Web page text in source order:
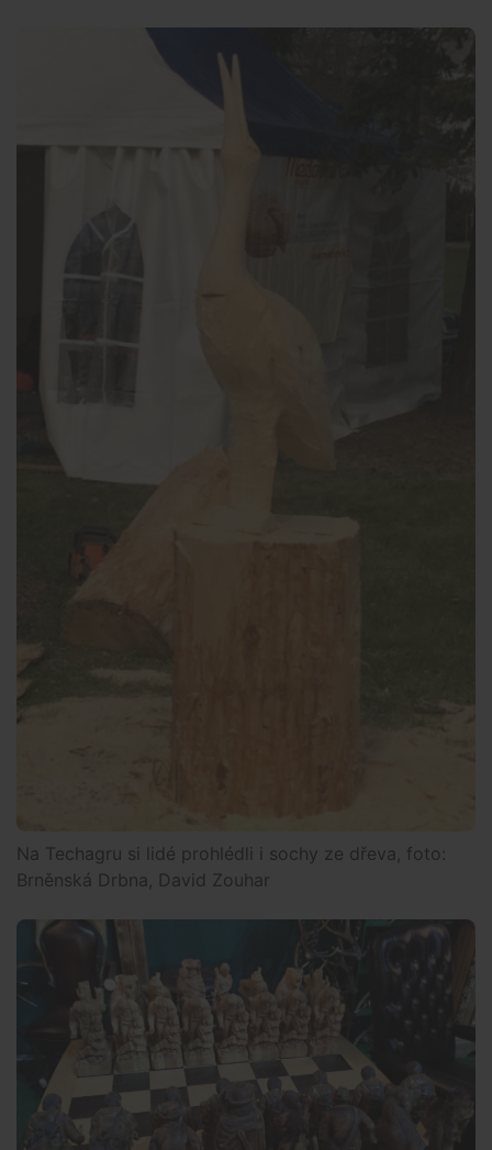
Na Techagru si lidé prohlédli i sochy ze dřeva, foto:
Brněnská Drbna, David Zouhar